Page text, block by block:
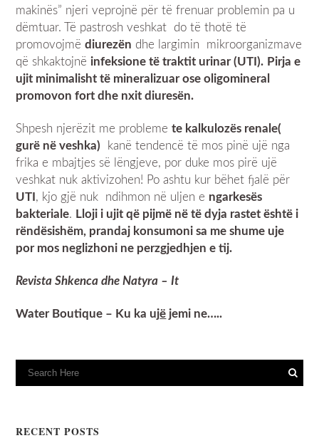
makinës” njeri veprojnë për të frenuar problemin pa u
dëmtuar. Të pastrosh veshkat do të thotë të
promovojmëdiurezën dhe largimin mikroorganizmave
që shkaktojnëinfeksione të traktit urinar (UTI). Pirja e
ujit minimalisht të mineralizuar ose oligomineral
promovon fort dhe nxit diuresën.
Shpesh njerëzit me problemete kalkulozës renale(
gurë në veshka) kanë tendencë të mos pinë ujë nga
frika e mbajtjes së lëngjeve, por duke mos pirë ujë
veshkat nuk aktivizohen! Po ashtu kur bëhet fjalë për
UTI , kjo gjë nuk ndihmon në uljen e ngarkesës
bakteriale. Lloji i ujit që pijmë në të dyja rastet është i
rëndësishëm, prandaj konsumoni sa me shume uje
por mos neglizhoni ne perzgjedhjen e tij.
Revista Shkenca dhe Natyra – It
Water Boutique – Ku ka ujë jemi ne…..
RECENT POSTS